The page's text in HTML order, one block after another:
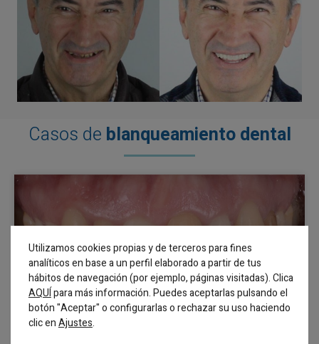
Casos de blanqueamiento dental
Utilizamos cookies propias y de terceros para fines
analíticos en base a un perfil elaborado a partir de tus
hábitos de navegación (por ejemplo, páginas visitadas). Clica
AQUÍpara más información. Puedes aceptarlas pulsando el
botón "Aceptar" o configurarlas o rechazar su uso haciendo
clic enAjustes.